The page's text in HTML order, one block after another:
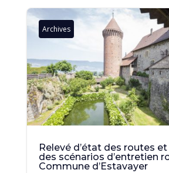
Archives
Relevé d’état des routes
des scénarios d’entretien
Commune d’Estavayer